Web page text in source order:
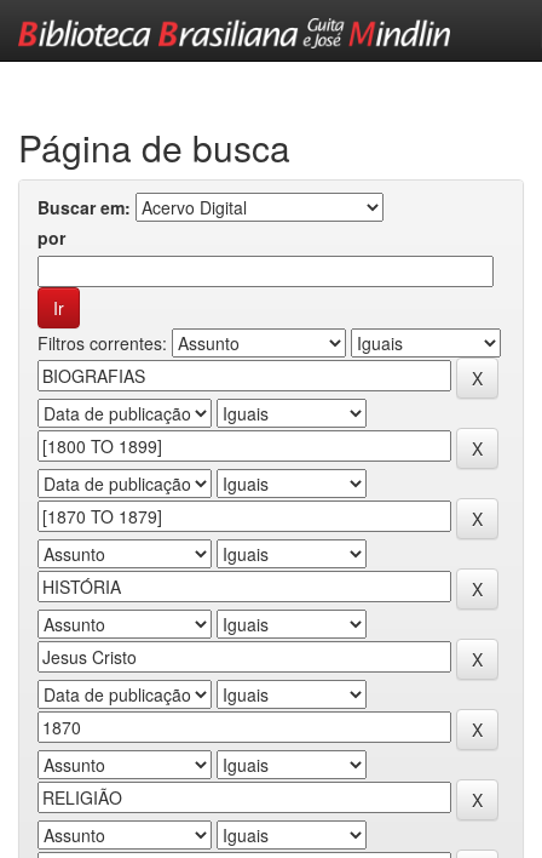
Página de busca
Buscar em:
por
Filtros correntes: